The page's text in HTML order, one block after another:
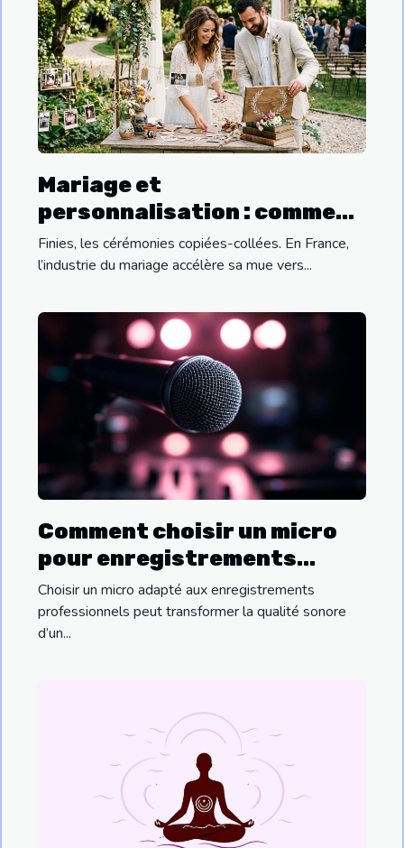
Mariage et
personnalisation : comment
insuffler votre histoire dans
chaque prestation
Finies, les cérémonies copiées-collées. En France,
l’industrie du mariage accélère sa mue vers...
Comment choisir un micro
pour enregistrements
professionnels ?
Choisir un micro adapté aux enregistrements
professionnels peut transformer la qualité sonore
d’un...